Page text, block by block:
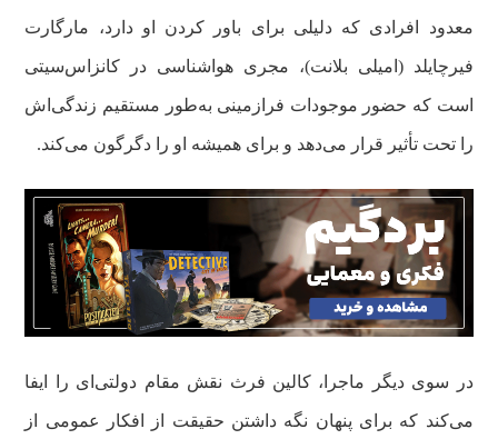
معدود افرادی که دلیلی برای باور کردن او دارد، مارگارت
فیرچایلد (امیلی بلانت)، مجری هواشناسی در کانزاس‌سیتی
است که حضور موجودات فرازمینی به‌طور مستقیم زندگی‌اش
را تحت تأثیر قرار می‌دهد و برای همیشه او را دگرگون می‌کند.
در سوی دیگر ماجرا، کالین فرث نقش مقام دولتی‌ای را ایفا
می‌کند که برای پنهان نگه داشتن حقیقت از افکار عمومی از